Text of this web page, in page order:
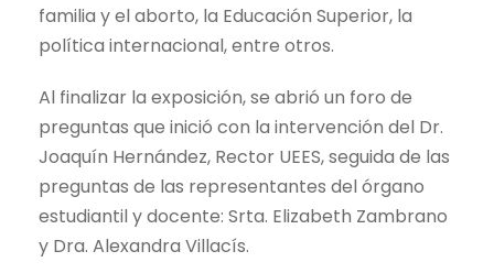
familia y el aborto, la Educación Superior, la
política internacional, entre otros.
Al finalizar la exposición, se abrió un foro de
preguntas que inició con la intervención del Dr.
Joaquín Hernández, Rector UEES, seguida de las
preguntas de las representantes del órgano
estudiantil y docente: Srta. Elizabeth Zambrano
y Dra. Alexandra Villacís.